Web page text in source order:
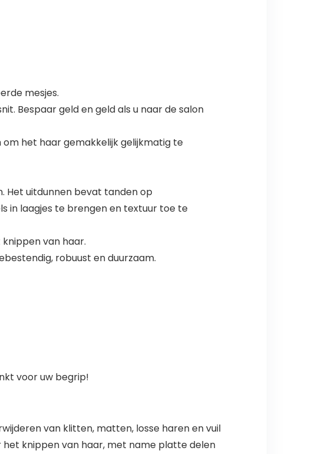
mesjes.
Bespaar geld en geld als u naar de salon
het haar gemakkelijk gelijkmatig te
Het uitdunnen bevat tanden op
in laagjes te brengen en textuur toe te
van haar.
robuust en duurzaam.
voor uw begrip!
van klitten, matten, losse haren en vuil
knippen van haar, met name platte delen